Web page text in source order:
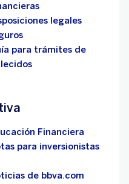
legales
para trámites de
Financiera
para inversionistas
de bbva.com